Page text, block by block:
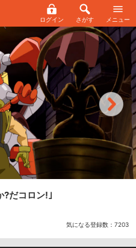
ログイン さがす メニュー
?だコロン!｣
気になる登録数： 7203